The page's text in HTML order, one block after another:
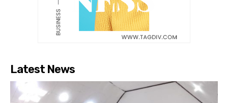
Latest News